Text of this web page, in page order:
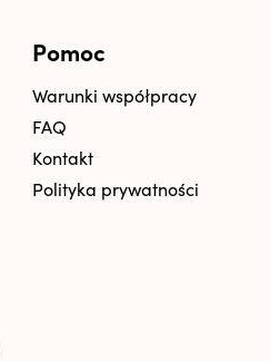
Pomoc
Warunki współpracy
FAQ
Kontakt
Polityka prywatności